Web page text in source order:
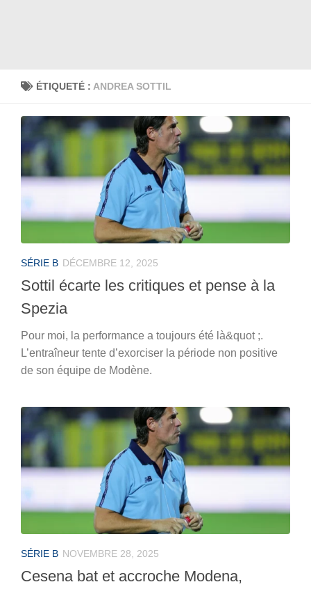
ÉTIQUETÉ : ANDREA SOTTIL
SÉRIE B DÉCEMBRE 12, 2025
Sottil écarte les critiques et pense à la
Spezia
Pour moi, la performance a toujours été là&quot ;.
L’entraîneur tente d’exorciser la période non positive
de son équipe de Modène.
SÉRIE B NOVEMBRE 28, 2025
Cesena bat et accroche Modena,